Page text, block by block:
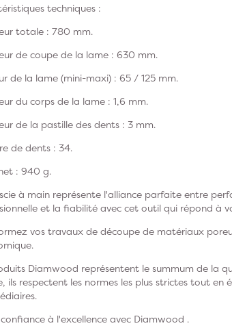
techniques :
totale : 780 mm.
de coupe de la lame : 630 mm.
de la lame (mini-maxi) : 65 / 125 mm.
du corps de la lame : 1,6 mm.
de la pastille des dents : 3 mm.
de dents : 34.
: 940 g.
à main représente l'alliance parfaite entre
et la fiabilité avec cet outil qui répond à
vos travaux de découpe de matériaux
Diamwood représentent le summum de la
ils respectent les normes les plus strictes tout
à l'excellence avec Diamwood .